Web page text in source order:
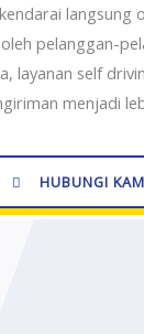
langsung
pelanggan-
layanan self
menjadi
HUBUNGI